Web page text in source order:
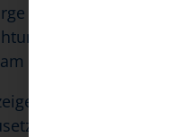
getroffen werden?
sicherstellen,
erkannt und ggf.
welche
und bereits in